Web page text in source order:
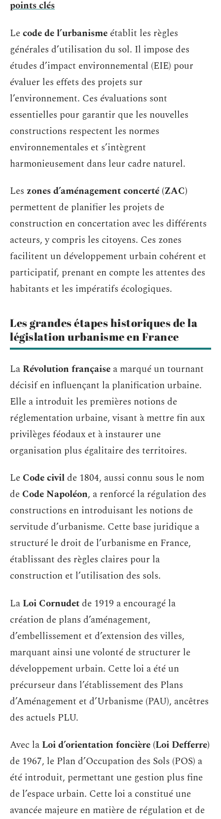
points clés
Lecode de l’urbanisme établit les règles
générales d’utilisation du sol. Il impose des
études d’impact environnemental (EIE) pour
évaluer les effets des projets sur
l’environnement. Ces évaluations sont
essentielles pour garantir que les nouvelles
constructions respectent les normes
environnementales et s’intègrent
harmonieusement dans leur cadre naturel.
Les zones d’aménagement concerté (ZAC)
permettent de planifier les projets de
construction en concertation avec les différents
acteurs, y compris les citoyens. Ces zones
facilitent un développement urbain cohérent et
participatif, prenant en compte les attentes des
habitants et les impératifs écologiques.
Les grandes étapes historiques de la
législation urbanisme en France
La Révolution française a marqué un tournant
décisif en influençant la planification urbaine.
Elle a introduit les premières notions de
réglementation urbaine, visant à mettre fin aux
privilèges féodaux et à instaurer une
organisation plus égalitaire des territoires.
Le Code civilde 1804, aussi connu sous le nom
de Code Napoléon, a renforcé la régulation des
constructions en introduisant les notions de
servitude d’urbanisme. Cette base juridique a
structuré le droit de l’urbanisme en France,
établissant des règles claires pour la
construction et l’utilisation des sols.
La Loi Cornudetde 1919 a encouragé la
création de plans d’aménagement,
d’embellissement et d’extension des villes,
marquant ainsi une volonté de structurer le
développement urbain. Cette loi a été un
précurseur dans l’établissement des Plans
d’Aménagement et d’Urbanisme (PAU), ancêtres
des actuels PLU.
Avec la Loi d’orientation foncière (Loi Defferre)
de 1967, le Plan d’Occupation des Sols (POS) a
été introduit, permettant une gestion plus fine
de l’espace urbain. Cette loi a constitué une
avancée majeure en matière de régulation et de